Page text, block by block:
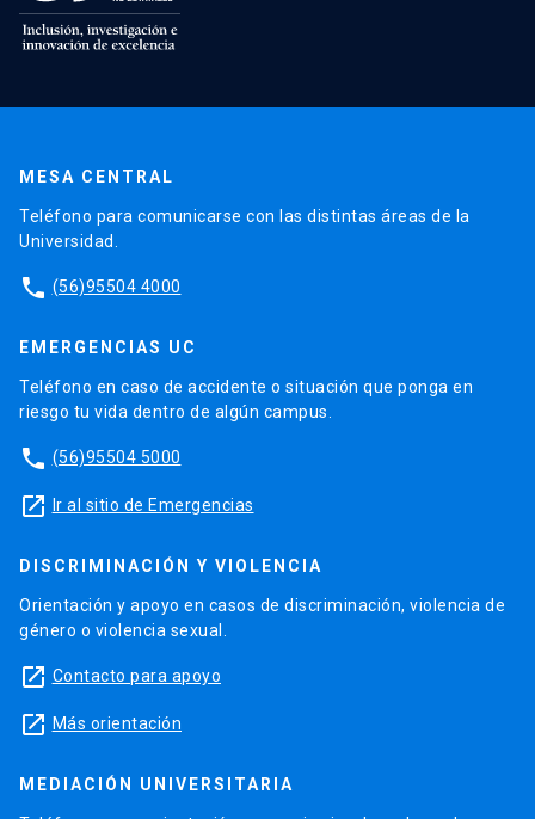
MESA CENTRAL
Teléfono para comunicarse con las distintas áreas de la
Universidad.
phone (56)95504 4000
EMERGENCIAS UC
Teléfono en caso de accidente o situación que ponga en
riesgo tu vida dentro de algún campus.
phone (56)95504 5000
launch Ir al sitio de Emergencias
DISCRIMINACIÓN Y VIOLENCIA
Orientación y apoyo en casos de discriminación, violencia de
género o violencia sexual.
launch Contacto para apoyo
launch Más orientación
MEDIACIÓN UNIVERSITARIA